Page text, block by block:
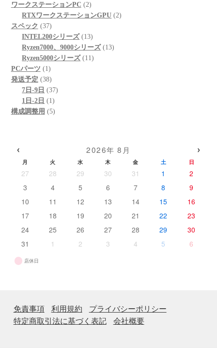
品
商
品
の
商
個
の
品
ワークステーションPC 22
個
商
品
RTXワークステーションGPU 22
スペック 3737
個
の
商
品
INTEL200シリーズ 1313
個
の
Ryzen7000、9000シリーズ 1313
Ryzen5000シリーズ 1111
PCパーツ 11
個
の
商
品
発送予定 3838
個
の
商
7日-9日 3737
1日-2日 11
個
構成調整用 55
‹ 2026年 8月 ›
月 火 水 木 金 土 日
27 28 29 30 31 1
2
3
4 5 6 7 8
9
10
11 12 13 14 15
16
17
18 19 20 21 22
23
24
25 26 27 28 29
30
31
1 2 3 4 5 6
店休日
免責事項 利用規約
プライバシーポリシー
特定商取引法に基づく表記
会社概要